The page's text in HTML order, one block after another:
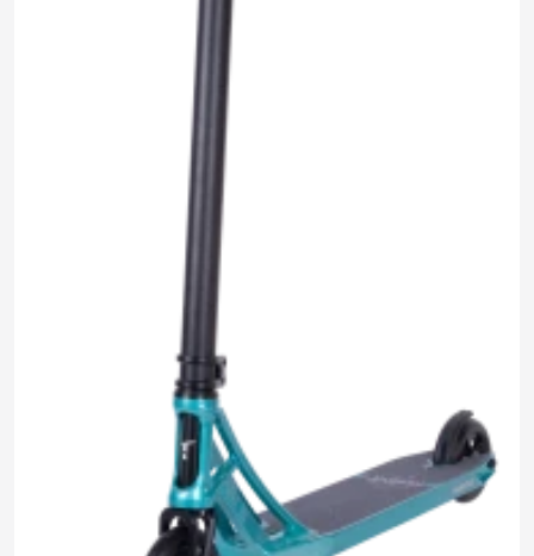
0.0
Нет отзывов
Задать
вопрос
будет начислено за покупку